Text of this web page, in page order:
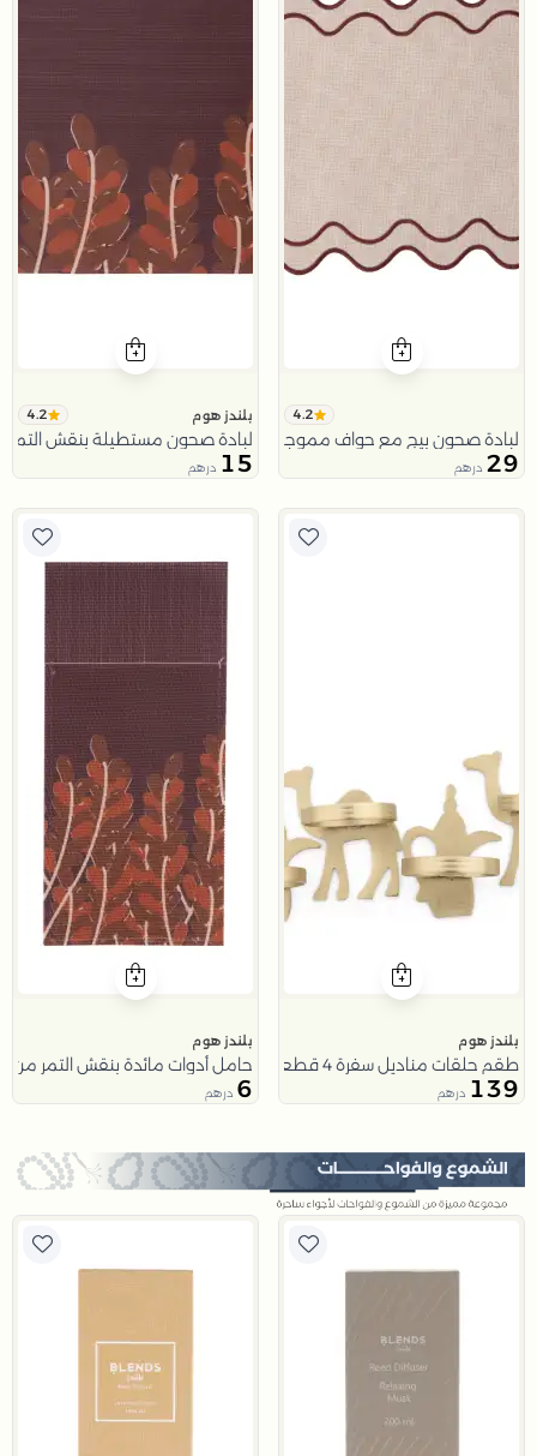
4.2
لبادة صحون بيج مع حواف مموجة من ملاذ
29 درهم
بلندز هوم 4.2
لبادة صحون مستطيلة بنقش التمر
15 درهم
بلندز هوم
طقم حلقات مناديل سفرة 4 قطع على شكل دلة و جمل من ملاذ
139 درهم
بلندز هوم
حامل أدوات مائدة بنقش التمر من
6 درهم